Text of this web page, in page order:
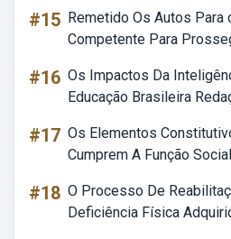
#15 Remetido Os Autos Para
Competente Para
#16 Os Impactos Da
Educação Brasileira
#17 Os Elementos
Cumprem A Função
#18 O Processo De
Deficiência Física